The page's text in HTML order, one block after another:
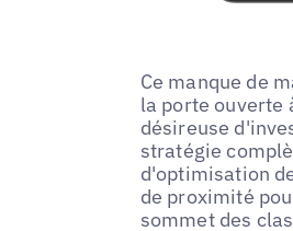
Ce manque de
la porte ouverte
désireuse
stratégie
d'optimisation
de proximité
sommet des